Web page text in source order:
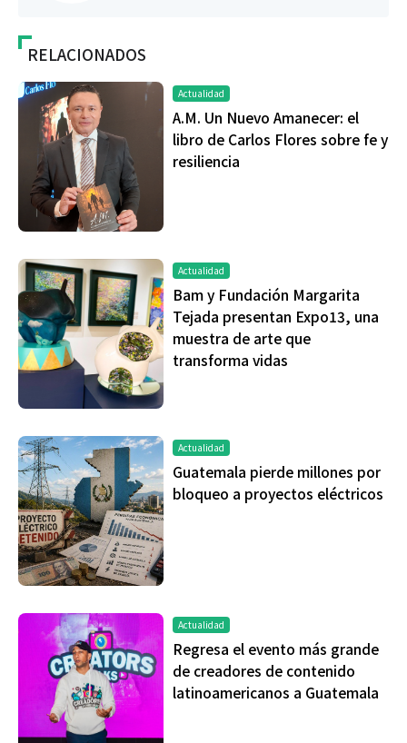
RELACIONADOS
Actualidad
A.M. Un Nuevo Amanecer: el
libro de Carlos Flores sobre fe y
resiliencia
Actualidad
Bam y Fundación Margarita
Tejada presentan Expo13, una
muestra de arte que
transforma vidas
Actualidad
Guatemala pierde millones por
bloqueo a proyectos eléctricos
Actualidad
Regresa el evento más grande
de creadores de contenido
latinoamericanos a Guatemala